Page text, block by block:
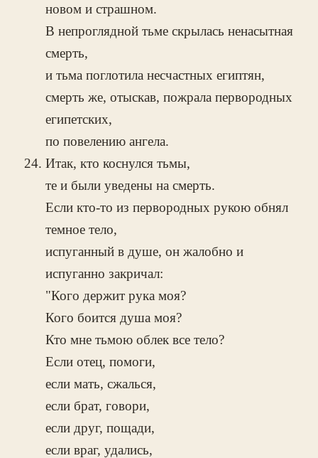
новом и страшном.
В непроглядной тьме скрылась ненасытная
смерть,
и тьма поглотила несчастных египтян,
смерть же, отыскав, пожрала первородных
египетских,
по повелению ангела.
Итак, кто коснулся тьмы,
те и были уведены на смерть.
Если кто-то из первородных рукою обнял
темное тело,
испуганный в душе, он жалобно и
испуганно закричал:
"Кого держит рука моя?
Кого боится душа моя?
Кто мне тьмою облек все тело?
Если отец, помоги,
если мать, сжалься,
если брат, говори,
если друг, пощади,
если враг, удались,